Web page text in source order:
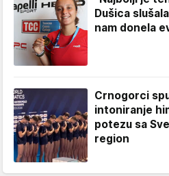
Dušica
nam donela
Crnogorci
intoniranje
potezu sa
region